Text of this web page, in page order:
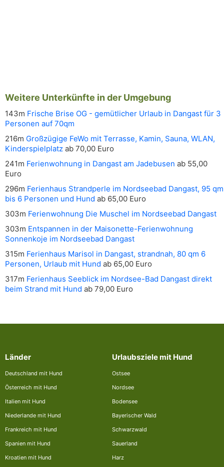
Weitere Unterkünfte in der Umgebung
143m Frische Brise OG - gemütlicher Urlaub in Dangast für 3
Personen auf 70qm
216m Großzügige FeWo mit Terrasse, Kamin, Sauna, WLAN,
Kinderspielplatz ab 70,00 Euro
241m Ferienwohnung in Dangast am Jadebusen ab 55,00
Euro
296m Ferienhaus Strandperle im Nordseebad Dangast, 95 qm
bis 6 Personen und Hund ab 65,00 Euro
303m Ferienwohnung Die Muschel im Nordseebad Dangast
303m Entspannen in der Maisonette-Ferienwohnung
Sonnenkoje im Nordseebad Dangast
315m Ferienhaus Marisol in Dangast, strandnah, 80 qm 6
Personen, Urlaub mit Hund ab 65,00 Euro
317m Ferienhaus Seeblick im Nordsee-Bad Dangast direkt
beim Strand mit Hund ab 79,00 Euro
Länder
Deutschland mit Hund
Österreich mit Hund
Italien mit Hund
Niederlande mit Hund
Frankreich mit Hund
Spanien mit Hund
Kroatien mit Hund
Urlaubsziele mit Hund
Ostsee
Nordsee
Bodensee
Bayerischer Wald
Schwarzwald
Sauerland
Harz